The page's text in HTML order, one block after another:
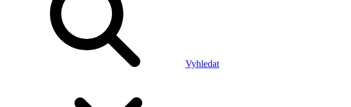
Vyhledat